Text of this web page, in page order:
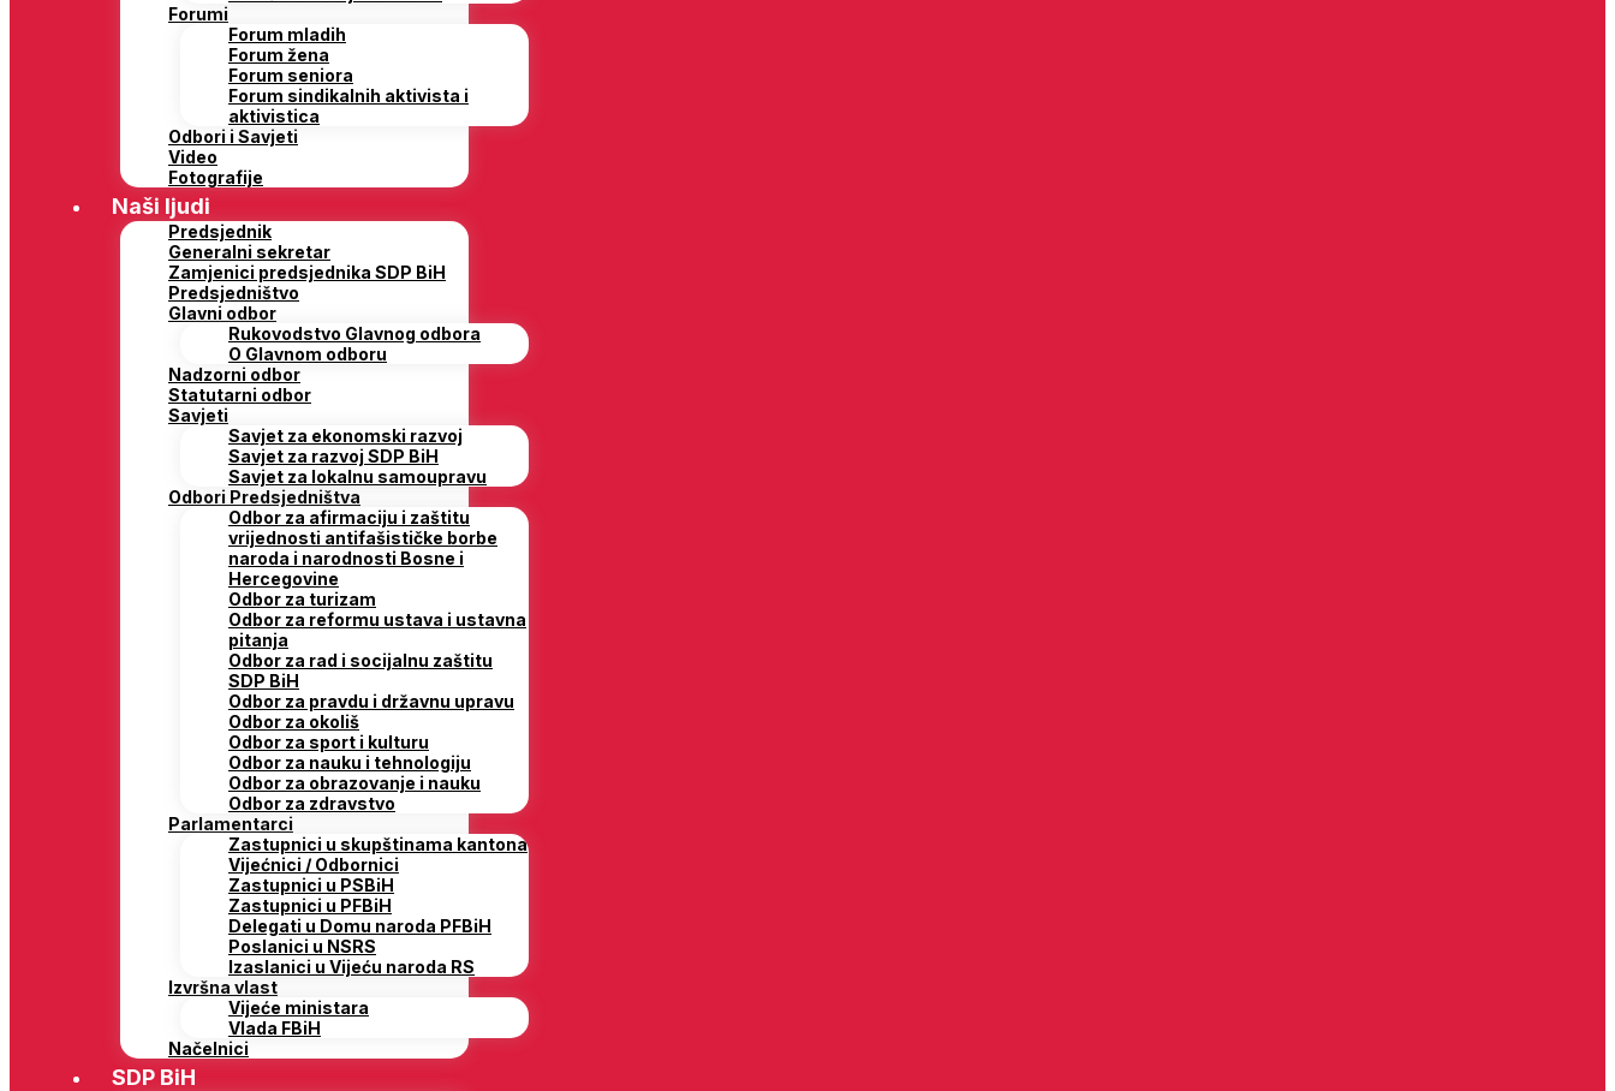
Forumi
Forum mladih
Forum žena
Forum seniora
Forum sindikalnih aktivista i
aktivistica
Odbori i Savjeti
Video
Fotografije
Naši ljudi
Predsjednik
Generalni sekretar
Zamjenici predsjednika SDP BiH
Predsjedništvo
Glavni odbor
Rukovodstvo Glavnog odbora
O Glavnom odboru
Nadzorni odbor
Statutarni odbor
Savjeti
Savjet za ekonomski razvoj
Savjet za razvoj SDP BiH
Savjet za lokalnu samoupravu
Odbori Predsjedništva
Odbor za afirmaciju i zaštitu
vrijednosti antifašističke borbe
naroda i narodnosti Bosne i
Hercegovine
Odbor za turizam
Odbor za reformu ustava i ustavna
pitanja
Odbor za rad i socijalnu zaštitu
SDP BiH
Odbor za pravdu i državnu upravu
Odbor za okoliš
Odbor za sport i kulturu
Odbor za nauku i tehnologiju
Odbor za obrazovanje i nauku
Odbor za zdravstvo
Parlamentarci
Zastupnici u skupštinama kantona
Vijećnici / Odbornici
Zastupnici u PSBiH
Zastupnici u PFBiH
Delegati u Domu naroda PFBiH
Poslanici u NSRS
Izaslanici u Vijeću naroda RS
Izvršna vlast
Vijeće ministara
Vlada FBiH
Načelnici
SDP BiH